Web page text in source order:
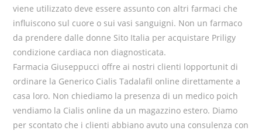
viene utilizzato deve essere assunto con altri farmaci che
influiscono sul cuore o sui vasi sanguigni. Non un farmaco
da prendere dalle donne Sito Italia per acquistare Priligy
condizione cardiaca non diagnosticata.
Farmacia Giuseppucci offre ai nostri clienti lopportunit di
ordinare la Generico Cialis Tadalafil online direttamente a
casa loro. Non chiediamo la presenza di un medico poich
vendiamo la Cialis online da un magazzino estero. Diamo
per scontato che i clienti abbiano avuto una consulenza con